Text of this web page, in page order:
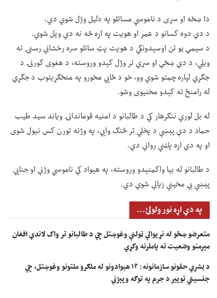
دا ښځه او سړی د ناموسي مسائلو په دلیل وژل شوي دي.
د دې دوه کسانو د عمر او هویت په اړه څه نه دي ویل شوي.
د سیمې یو تن اوسېدونکي د هویت پټ ساتلو سره رخشانې رسنۍ ته
ویلي، د دې ښځې او سړي تر وژل کېدو وروسته، د هغوی کورنۍ د
جګړې لپاره چمتو شوي وو، خو د ځايي مخورو په منځګړیتوب د جګړې
له رامنځ ته کېدو مخنیوی وشو.
له بل لوري ننګرهار کې د طالبانو د امنیه قوماندانۍ ویاند سید طیب
حماد د دې پېښې د پخلي تر څنګ وايي، په وژنه تورن کس نیول شوی
او په دې اړه پلټنې روانې دي.
د طالبانو له بیا واکمنېدو وروسته، په هېواد کې ناموسي وژنې او جنايي
پېښې بې مخینې زیاتې شوې دي.
په دې اړه نور ولولئ...
متعرضو ښځو له نړیوالې ټولنې وغوښتل چې د طالبانو تر واک لاندې افغان
مېرمنو وضعیت ته پاملرنه وکړي
د بشري حقونو سازمانونه: ۱۴ هېوادونو له ملګرو ملتونو وغوښتل، چې
جنسیتي توپير د جرم په توګه وپېژني